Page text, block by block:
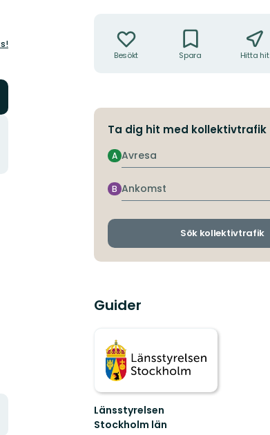
Besökt Spara Hitta hit
Ta dig hit med kollektivtrafik
Avresa
A
Ankomst
B
Sök kollektivtrafik
Guider
Länsstyrelsen
Stockholm län